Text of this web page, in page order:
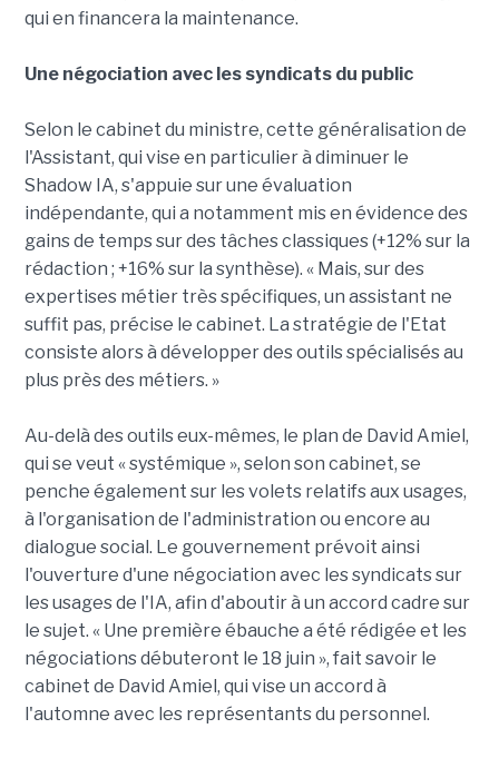
qui en financera la maintenance.
Une négociation avec les syndicats du public
Selon le cabinet du ministre, cette généralisation de
l'Assistant, qui vise en particulier à diminuer le
Shadow IA, s'appuie sur une évaluation
indépendante, qui a notamment mis en évidence des
gains de temps sur des tâches classiques (+12% sur la
rédaction ; +16% sur la synthèse). « Mais, sur des
expertises métier très spécifiques, un assistant ne
suffit pas, précise le cabinet. La stratégie de l'Etat
consiste alors à développer des outils spécialisés au
plus près des métiers. »
Au-delà des outils eux-mêmes, le plan de David Amiel,
qui se veut « systémique », selon son cabinet, se
penche également sur les volets relatifs aux usages,
à l'organisation de l'administration ou encore au
dialogue social. Le gouvernement prévoit ainsi
l'ouverture d'une négociation avec les syndicats sur
les usages de l'IA, afin d'aboutir à un accord cadre sur
le sujet. « Une première ébauche a été rédigée et les
négociations débuteront le 18 juin », fait savoir le
cabinet de David Amiel, qui vise un accord à
l'automne avec les représentants du personnel.